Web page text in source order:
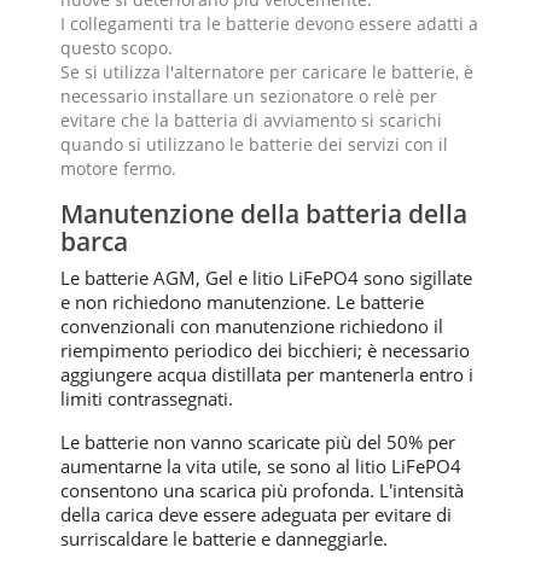
I collegamenti tra le batterie devono essere adatti a
questo scopo.
Se si utilizza l'alternatore per caricare le batterie, è
necessario installare un sezionatore o relè per
evitare che la batteria di avviamento si scarichi
quando si utilizzano le batterie dei servizi con il
motore fermo.
Manutenzione della batteria della
barca
Le batterie AGM, Gel e litio LiFePO4 sono sigillate
e non richiedono manutenzione. Le batterie
convenzionali con manutenzione richiedono il
riempimento periodico dei bicchieri; è necessario
aggiungere acqua distillata per mantenerla entro i
limiti contrassegnati.
Le batterie non vanno scaricate più del 50% per
aumentarne la vita utile, se sono al litio LiFePO4
consentono una scarica più profonda. L'intensità
della carica deve essere adeguata per evitare di
surriscaldare le batterie e danneggiarle.